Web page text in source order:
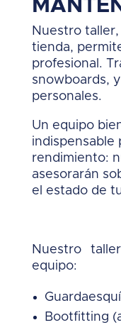
Nuestro
tienda,
profesional.
snowboards,
personales.
Un equipo
indispensable
rendimiento:
asesorarán
el estado de
Nuestro
equipo:
Bootfitting